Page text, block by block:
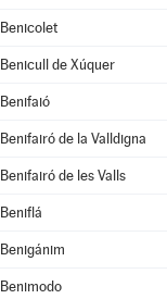
Benicolet
Benicull de Xúquer
Benifaió
Benifairó de la Valldigna
Benifairó de les Valls
Beniflá
Benigánim
Benimodo